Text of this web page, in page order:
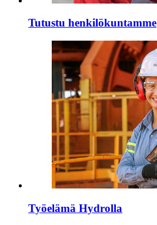
Tutustu henkilökuntamme
Työelämä Hydrolla